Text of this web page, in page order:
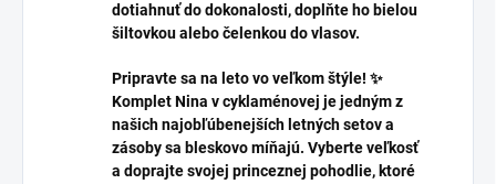
dotiahnuť do dokonalosti, doplňte ho bielou
šiltovkou alebo čelenkou do vlasov.
Pripravte sa na leto vo veľkom štýle! ✨
Komplet Nina v cyklaménovej je jedným z
našich najobľúbenejších letných setov a
zásoby sa bleskovo míňajú. Vyberte veľkosť
a doprajte svojej princeznej pohodlie, ktoré